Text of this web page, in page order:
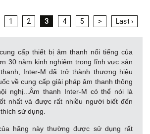
1 2 3 4 5 > Last ›
cấp thiết bị âm thanh nổi tiếng của
30 năm kinh nghiệm trong lĩnh vực sản
Inter-M đã trở thành thương hiệu
về cung cấp giải pháp âm thanh thông
nghị...Âm thanh Inter-M có thể nói là
nhất và được rất nhiều người biết đến
sử dụng.
hãng này thường được sử dụng rất